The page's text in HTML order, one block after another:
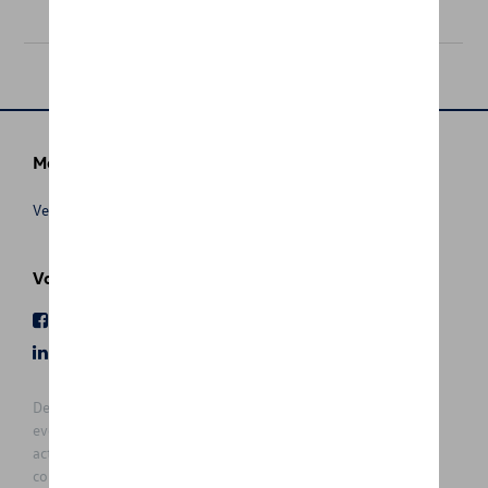
Meer info
Verkoopsvoorwaarden
Volg Ons
De prijzen op deze site zijn adviesprijzen (incl. btw), exclusief
eventuele installatiekosten. Voor meer informatie over de
actuele verkoopprijs en de eventuele installatiekosten kunt u
contact opnemen met uw concessiehouder / agent. De